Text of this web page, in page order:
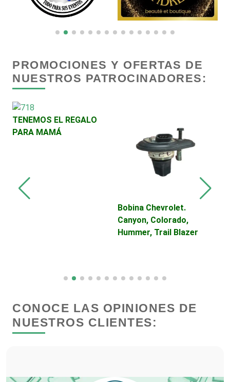
Centros Comerciales
Centros de Nutrición
Centros Turísticos
Clubes Deportivos
PROMOCIONES Y OFERTAS DE
NUESTROS PATROCINADORES:
TENEMOS EL REGALO
PARA MAMÁ
Bobina Chevrolet.
Canyon, Colorado,
Hummer, Trail Blazer
CONOCE LAS OPINIONES DE
NUESTROS CLIENTES: